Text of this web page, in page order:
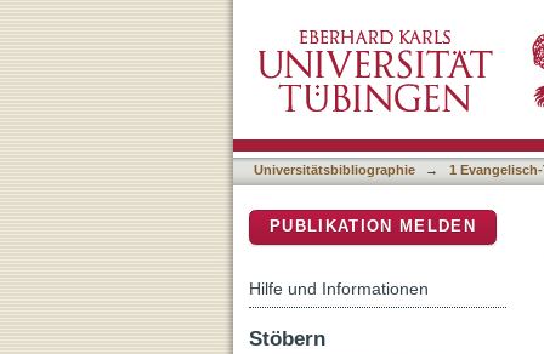
Universitätsbibliographie → 1
PUBLIKATION MELDEN
Hilfe und Informationen
Stöbern